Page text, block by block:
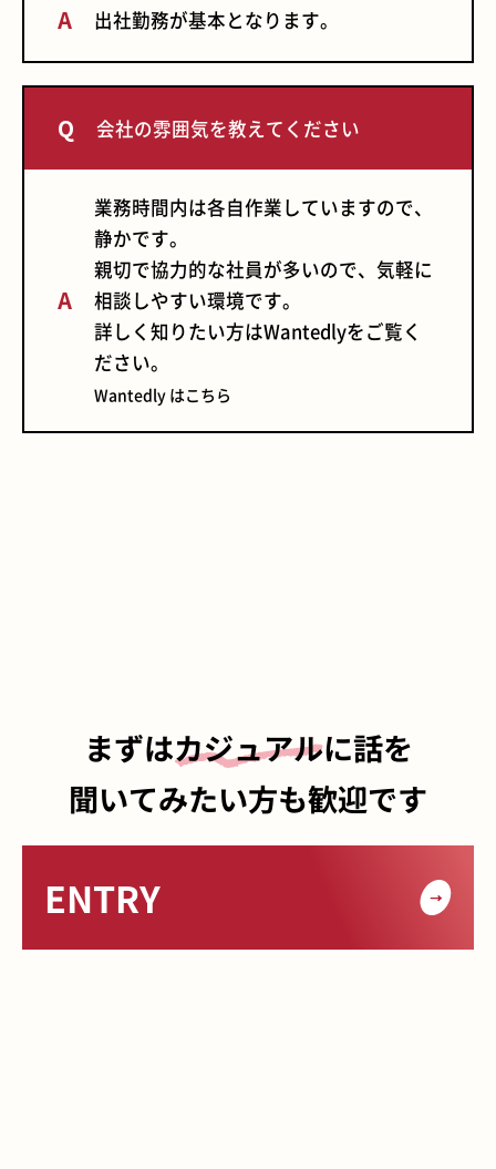
出社勤務が基本となります。
会社の雰囲気を教えてください
業務時間内は各自作業していますので、
静かです。
親切で協力的な社員が多いので、気軽に
相談しやすい環境です。
詳しく知りたい方はWantedlyをご覧く
ださい。
Wantedly はこちら
まずはカジュアルに話を
聞いてみたい方も歓迎です
ENTRY